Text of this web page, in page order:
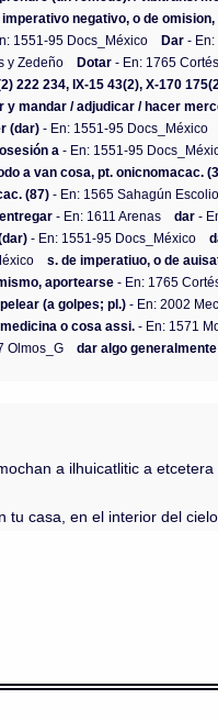
negativo, o de
1551-95 Docs_México Dar - En:
y Zedeño Dotar - En: 1765
222 234, IX-15 43(2), X-170
y mandar / adjudicar / hacer
(dar) - En: 1551-95 Docs_México
a - En: 1551-95
a van cosa, pt. onicnomacac.
(87) - En: 1565 Sahagún Escolio
- En: 1611 Arenas dar -
- En: 1551-95 Docs_México
s. de imperatiuo, o de
aportearse - En: 1765
pelear (a golpes; pl.) - En: 2002
o cosa assi. - En: 1571
Olmos_G dar algo generalmente
a ilhuicatlitic a etcetera
casa, en el interior del cielo.